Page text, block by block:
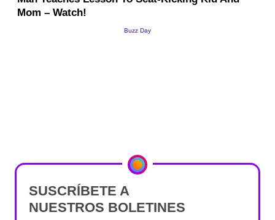
SUSCRÍBETE A
NUESTROS BOLETINES